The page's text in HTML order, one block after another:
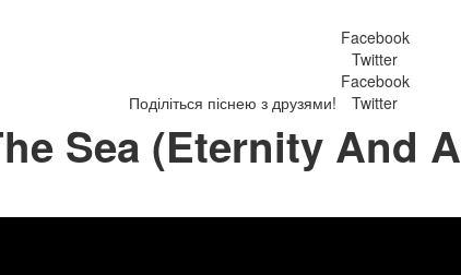
Поділіться піснею з друзями!
Facebook
Twitter
Facebook
Twitter
Sea (Eternity And A